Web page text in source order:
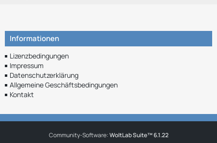
Informationen
Lizenzbedingungen
Impressum
Datenschutzerklärung
Allgemeine Geschäftsbedingungen
Kontakt
Community-Software:WoltLab Suite™ 6.1.22